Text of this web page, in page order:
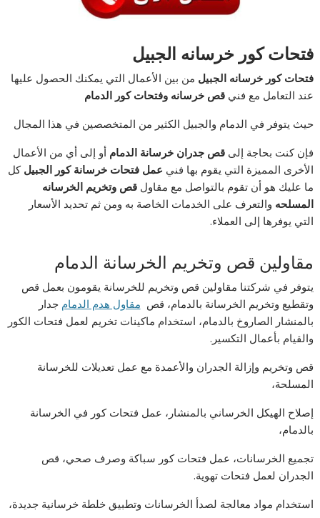
فتحات كور خرسانه الجبيل
فتحات كور خرسانه الجبيل من بين الأعمال التي يمكنك الحصول عليها
عند التعامل مع فنيقص خرسانه وفتحات كور الدمام
حيث يتوفر في الدمام والجبيل الكثير من المتخصصين في هذا المجال
فإن كنت بحاجة إلىقص جدران خرسانة الدمامأو إلى أي من الأعمال
الأخرى المميزة التي يقوم بها فني عمل فتحات خرسانة كور الجبيلكل
ما عليك هو أن تقوم بالتواصل مع مقاولقص وتخريم الخرسانه
المسلحه والتعرف على الخدمات الخاصة به ومن ثم تحديد الأسعار
التي يوفرها إلى العملاء.
مقاولين قص وتخريم الخرسانة الدمام
يتوفر في شركتنا مقاولين قص وتخريم للخرسانة يقومون بعمل قص
وتقطيع وتخريم الخرسانة بالدمام، قص مقاول هدم الدمام جدار
بالمنشار الصاروخ بالدمام، استخدام ماكينات تخريم لعمل فتحات الكور
والقيام بأعمال التكسير.
قص وتخريم وإزالة الجدران والأعمدة مع عمل تعديلات للخرسانة
المسلحة،
إصلاح الهيكل الخرساني بالمنشار، عمل فتحات كور في الخرسانة
بالدمام،
تجميع الخرسانات، عمل فتحات كور سباكة وصرف صحي، قص
الجدران لعمل فتحات تهوية.
استخدام مواد معالجة لصدأ الخرسانات وتطبيق خلطة خرسانية جديدة،